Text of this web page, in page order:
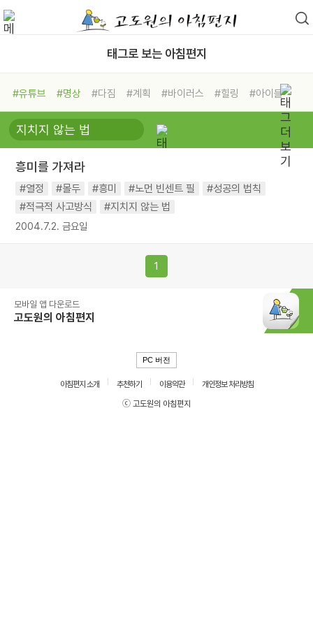
태그로 보는 아침편지
#유튜브 #명상 #다짐 #계획 #바이러스 #힐링
#아이들
#비전캠프
#독서캠프 #삶
#희망
#나눔 #친구 #링컨학교
#독서
#건강 #면역력
흥미를 가져라
#열정 #몰두 #흥미 #노먼 빈센트 필
#성공의 법칙
#적극적 사고방식
#지치지 않는 법
2004.7.2. 금요일
1
모바일 앱 다운로드
고도원의 아침편지
PC 버전
아침편지 소개 추천하기 이용약관
개인정보 처리방침
ⓒ 고도원의 아침편지